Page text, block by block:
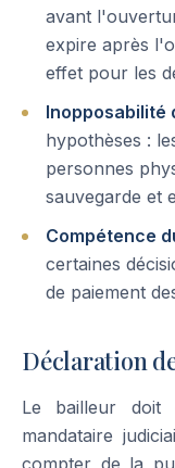
avant
expire après
effet pour les
Inopposabilité
hypothèses :
personnes
sauvegarde et
Compétence
certaines
de paiement
Déclaration
Le bailleur doit
mandataire
compter de la